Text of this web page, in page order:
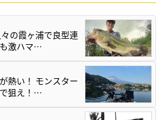
の霞ヶ浦で良型連
激ハマ…
熱い！ モンスター
狙え！…